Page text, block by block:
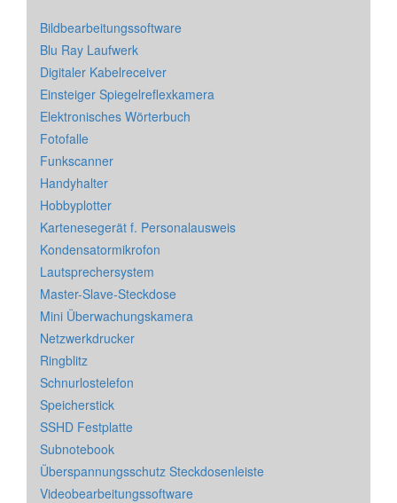
Bildbearbeitungssoftware
Blu Ray Laufwerk
Digitaler Kabelreceiver
Einsteiger Spiegelreflexkamera
Elektronisches Wörterbuch
Fotofalle
Funkscanner
Handyhalter
Hobbyplotter
Kartenesegerät f. Personalausweis
Kondensatormikrofon
Lautsprechersystem
Master-Slave-Steckdose
Mini Überwachungskamera
Netzwerkdrucker
Ringblitz
Schnurlostelefon
Speicherstick
SSHD Festplatte
Subnotebook
Überspannungsschutz Steckdosenleiste
Videobearbeitungssoftware